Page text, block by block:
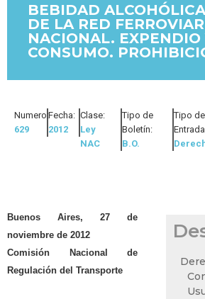
BEBIDAD
DE LA RED
NACIONAL. EXPENDIO
CONSUMO.
Numero:
629
Fecha:
2012
Clase:
Ley
NAC
Tipo de
Boletín:
B.O.
Tipo de
Buenos Aires, 27 de
noviembre de 2012
Comisión Nacional de
Regulación del Transporte